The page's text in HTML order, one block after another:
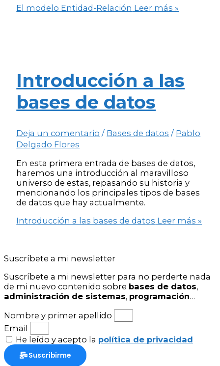
El modelo Entidad-Relación Leer más »
Introducción a las
bases de datos
Deja un comentario / Bases de datos / Pablo
Delgado Flores
En esta primera entrada de bases de datos,
haremos una introducción al maravilloso
universo de estas, repasando su historia y
mencionando los principales tipos de bases
de datos que hay actualmente.
Introducción a las bases de datos Leer más »
Suscríbete a mi newsletter
Suscríbete a mi newsletter para no perderte nada
de mi nuevo contenido sobre bases de datos,
administración de sistemas, programación…
Nombre y primer apellido
Email
He leído y acepto la política de privacidad
Suscribirme